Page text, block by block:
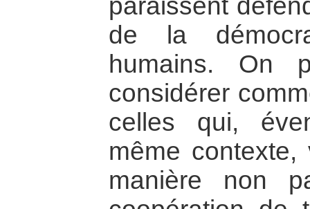
paraissent
de la
humains. On
considérer
celles qui,
même
manière non